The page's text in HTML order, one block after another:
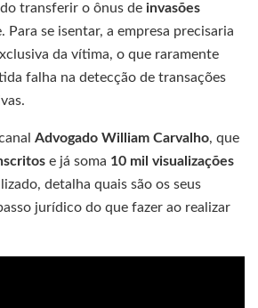
transferir o ônus de invasões
Para se isentar, a empresa precisaria
da vítima, o que raramente
falha na detecção de transações
Advogado William Carvalho, que
e já soma 10 mil visualizações
detalha quais são os seus
jurídico do que fazer ao realizar